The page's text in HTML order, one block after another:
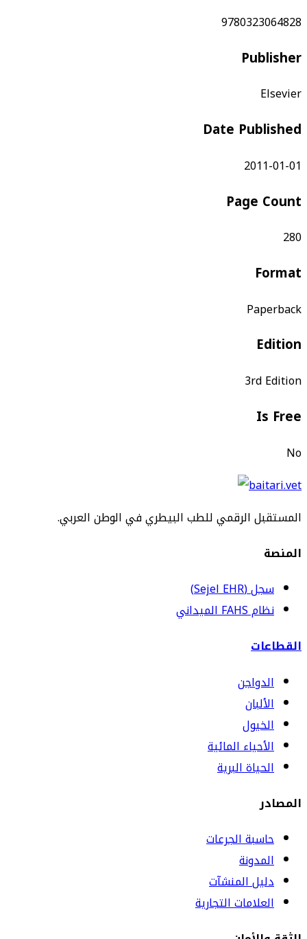
9780323064828
Publisher
Elsevier
Date Published
2011-01-01
Page Count
280
Format
Paperback
Edition
3rd Edition
Is Free
No
المستقبل الرقمي للطب البيطري في الوطن العربي.
المنصة
سجل (Sejel EHR)
نظام FAHS الميداني
القطاعات
الدواجن
الألبان
الخيول
الأحياء المائية
الحياة البرية
المصادر
حاسبة الجرعات
المدونة
دليل المنشآت
العلامات التجارية